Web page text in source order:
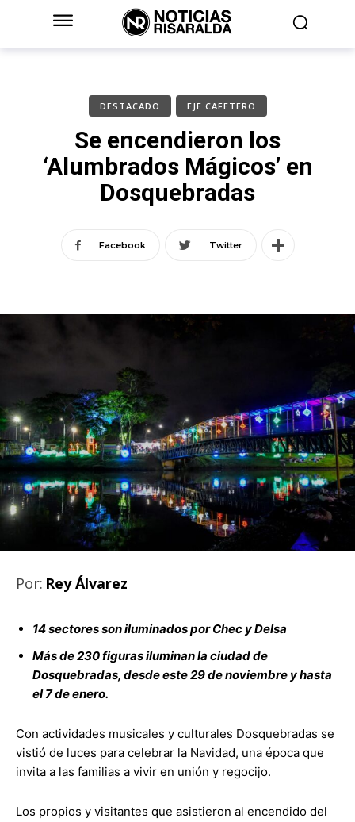
DESTACADO EJE CAFETERO
Se encendieron los
‘Alumbrados Mágicos’ en
Dosquebradas
Facebook Twitter
Por: Rey Álvarez
14 sectores son iluminados por Chec y Delsa
Más de 230 figuras iluminan la ciudad de
Dosquebradas, desde este 29 de noviembre y hasta
el 7 de enero.
Con actividades musicales y culturales Dosquebradas se
vistió de luces para celebrar la Navidad, una época que
invita a las familias a vivir en unión y regocijo.
Los propios y visitantes que asistieron al encendido del